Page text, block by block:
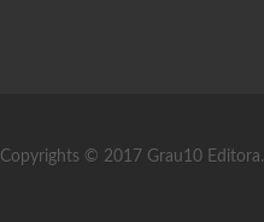
Copyrights © 2017 Grau10 Editora.